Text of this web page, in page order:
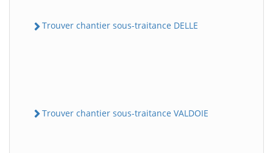
Trouver chantier sous-traitance DELLE
Trouver chantier sous-traitance VALDOIE